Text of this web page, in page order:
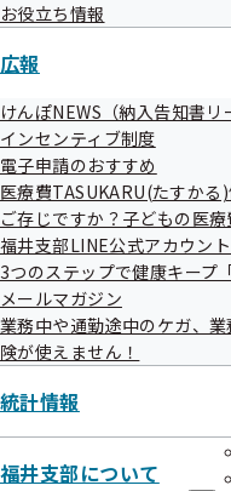
お役立ち情報
広報
けんぽNEWS（納入告知書リ
インセンティブ制度
電子申請のおすすめ
医療費TASUKARU(たすかる
ご存じですか？子どもの医
福井支部LINE公式アカウン
3つのステップで健康キープ
メールマガジン
業務中や通勤途中のケガ、
険が使えません！
統計情報
福井支部について
議題
議題については変更と
傍聴方法
傍聴を希望される方は、
までにご連絡ください。
受付時間は8時30分から
す。
（傍聴希望者多数の場合
報道関係者によるカ